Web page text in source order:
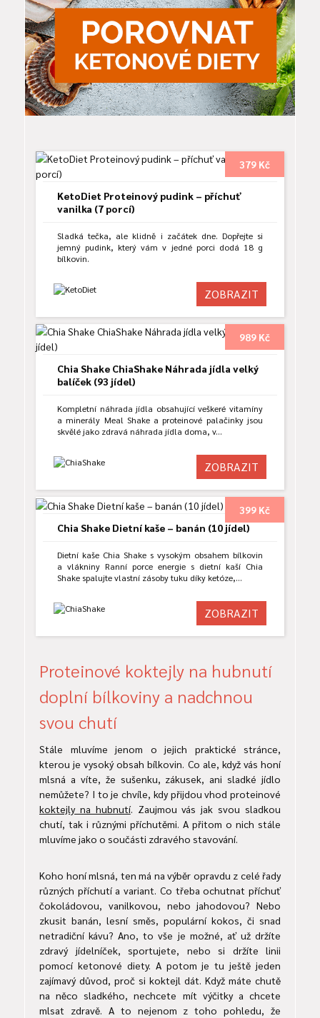
379 Kč
KetoDiet Proteinový pudink – příchuť
vanilka (7 porcí)
Sladká tečka, ale klidně i začátek dne. Dopřejte si
jemný pudink, který vám v jedné porci dodá 18 g
bílkovin.
ZOBRAZIT
989 Kč
Chia Shake ChiaShake Náhrada jídla velký
balíček (93 jídel)
Kompletní náhrada jídla obsahující veškeré vitamíny
a minerály Meal Shake a proteinové palačinky jsou
skvělé jako zdravá náhrada jídla doma, v…
ZOBRAZIT
399 Kč
Chia Shake Dietní kaše – banán (10 jídel)
Dietní kaše Chia Shake s vysokým obsahem bílkovin
a vlákniny Ranní porce energie s dietní kaší Chia
Shake spalujte vlastní zásoby tuku díky ketóze,…
ZOBRAZIT
Proteinové koktejly na hubnutí
doplní bílkoviny a nadchnou
svou chutí
Stále mluvíme jenom o jejich praktické stránce,
kterou je vysoký obsah bílkovin. Co ale, když vás honí
mlsná a víte, že sušenku, zákusek, ani sladké jídlo
nemůžete? I to je chvíle, kdy přijdou vhod proteinové
koktejly na hubnutí. Zaujmou vás jak svou sladkou
chutí, tak i různými příchutěmi. A přitom o nich stále
mluvíme jako o součásti zdravého stavování.
Koho honí mlsná, ten má na výběr opravdu z celé řady
různých příchutí a variant. Co třeba ochutnat příchuť
čokoládovou, vanilkovou, nebo jahodovou? Nebo
zkusit banán, lesní směs, populární kokos, či snad
netradiční kávu? Ano, to vše je možné, ať už držíte
zdravý jídelníček, sportujete, nebo si držíte linii
pomocí ketonové diety. A potom je tu ještě jeden
zajímavý důvod, proč si koktejl dát. Když máte chutě
na něco sladkého, nechcete mít výčitky a chcete
mlsat zdravě. A to nejenom z toho pohledu, že